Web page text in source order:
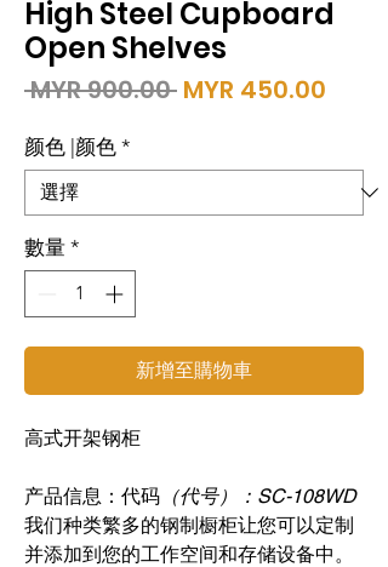
High Steel Cupboard
Open Shelves
MYR 900.00 一
格
MYR 450.00
格
颜色 |颜色 *
數量 *
新增至購物車
高式开架钢柜
产品信息：代码 （代号）：SC-108WD
我们种类繁多的钢制橱柜让您可以定制
并添加到您的工作空间和存储设备中。